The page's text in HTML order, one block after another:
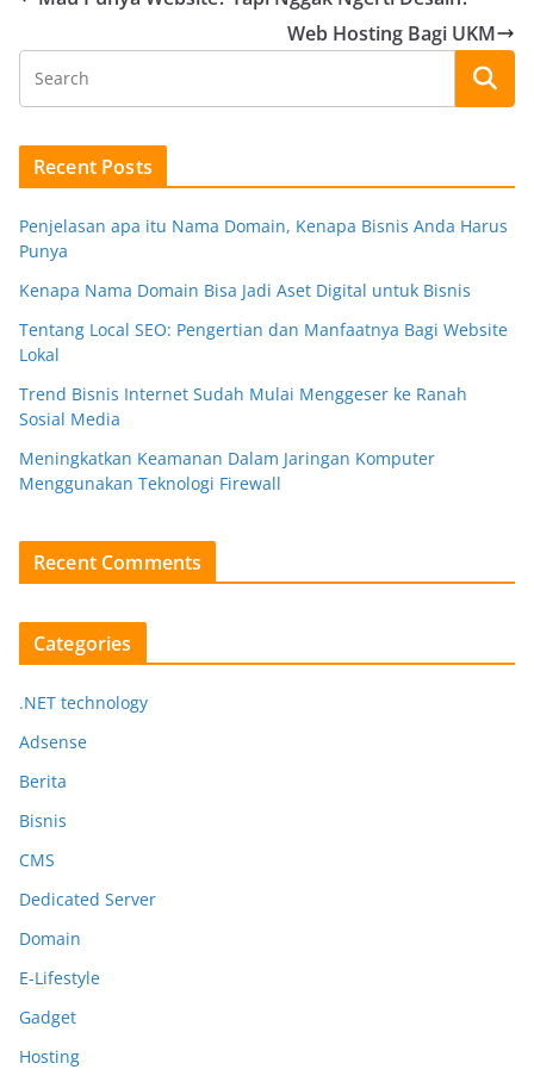
Web Hosting Bagi UKM
Recent Posts
Penjelasan apa itu Nama Domain, Kenapa Bisnis Anda Harus
Punya
Kenapa Nama Domain Bisa Jadi Aset Digital untuk Bisnis
Tentang Local SEO: Pengertian dan Manfaatnya Bagi Website
Lokal
Trend Bisnis Internet Sudah Mulai Menggeser ke Ranah
Sosial Media
Meningkatkan Keamanan Dalam Jaringan Komputer
Menggunakan Teknologi Firewall
Recent Comments
Categories
.NET technology
Adsense
Berita
Bisnis
CMS
Dedicated Server
Domain
E-Lifestyle
Gadget
Hosting